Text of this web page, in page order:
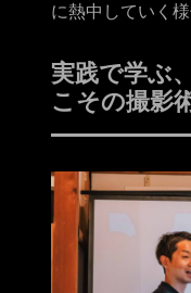
に熱中していく
実践で学ぶ
こその撮影